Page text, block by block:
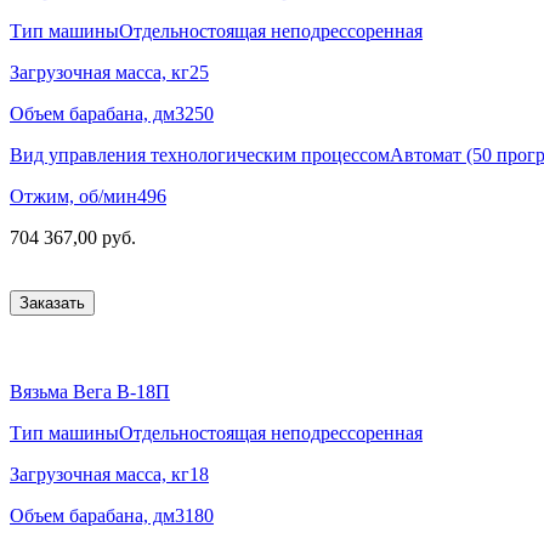
Тип машиныОтдельностоящая неподрессоренная
Загрузочная масса, кг25
Объем барабана, дм3250
Вид управления технологическим процессомАвтомат (50
Отжим, об/мин496
704 367,00 руб.
Заказать
Вязьма Вега В-18П
Тип машиныОтдельностоящая неподрессоренная
Загрузочная масса, кг18
Объем барабана, дм3180